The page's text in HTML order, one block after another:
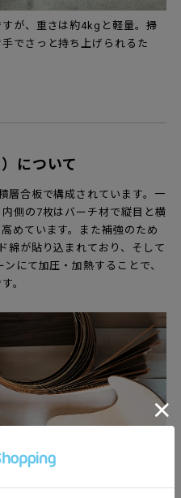
が、重さは約4kgと軽量。掃
でさっと持ち上げられるた
について
層合板で構成されています。一
側の7枚はバーチ材で縦目と横
めています。また補強のため
綿が貼り込まれており、そして
にて加圧・加熱することで、
。